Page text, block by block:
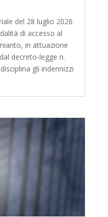
del 28 luglio 2026
di accesso al
in attuazione
decreto-legge n.
gli indennizzi